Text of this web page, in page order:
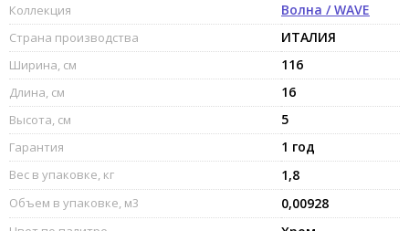
Коллекция Волна / WAVE
Страна производства ИТАЛИЯ
Ширина, см 116
Длина, см 16
Высота, см 5
Гарантия 1 год
Вес в упаковке, кг 1,8
Объем в упаковке, м3 0,00928